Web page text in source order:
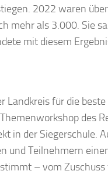
2022 waren
mehr als 3.000. Sie
mit diesem
Landkreis für die
des
in der Siegerschule.
und Teilnehmern
– vom